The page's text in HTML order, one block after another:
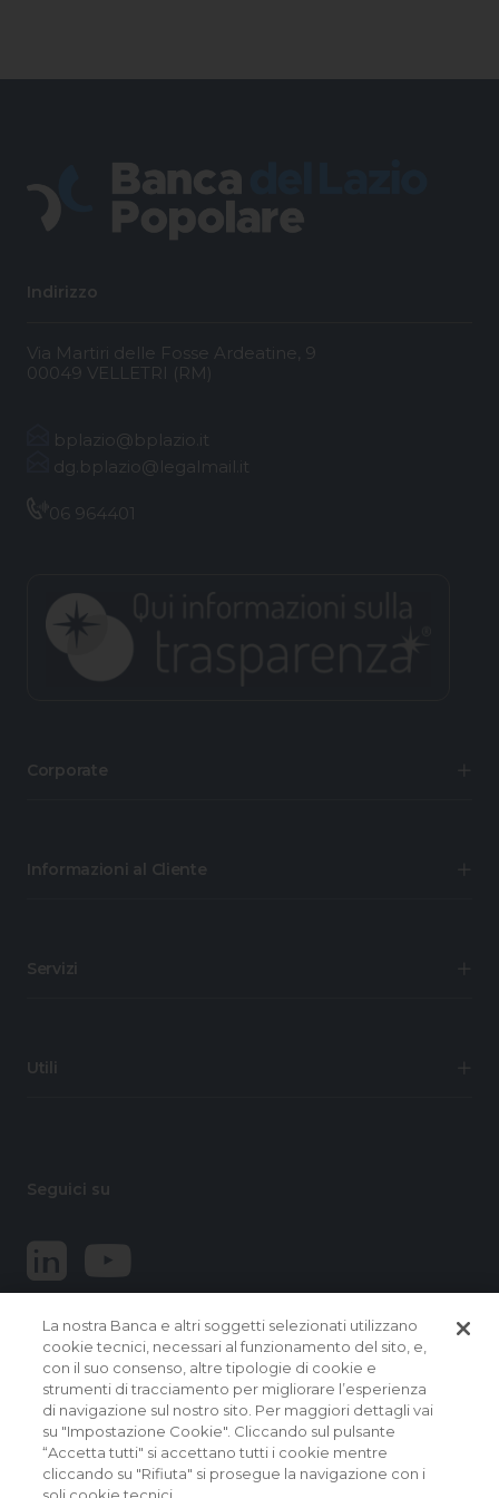
Indirizzo
Via Martiri delle Fosse Ardeatine, 9
00049 VELLETRI (RM)
bplazio@bplazio.it
dg.bplazio@legalmail.it
06 964401
Corporate
Informazioni al Cliente
Servizi
Utili
Seguici su
© 2026 Banca Popolare del Lazio.
Tutti i diritti riservati
Banca Popolare del Lazio Soc. Coop. per Azioni | Sede
La nostra Banca e altri soggetti selezionati utilizzano
cookie tecnici, necessari al funzionamento del sito, e,
con il suo consenso, altre tipologie di cookie e
strumenti di tracciamento per migliorare l’esperienza
di navigazione sul nostro sito. Per maggiori dettagli vai
su "Impostazione Cookie". Cliccando sul pulsante
“Accetta tutti" si accettano tutti i cookie mentre
cliccando su "Rifiuta" si prosegue la navigazione con i